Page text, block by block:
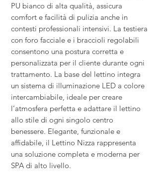
PU bianco di alta qualità, assicura
comfort e facilità di pulizia anche in
contesti professionali intensivi. La testiera
con foro facciale e i braccioli regolabili
consentono una postura corretta e
personalizzata per il cliente durante ogni
trattamento. La base del lettino integra
un sistema di illuminazione LED a colore
intercambiabile, ideale per creare
l’atmosfera perfetta e adattare il lettino
allo stile di ogni singolo centro
benessere. Elegante, funzionale e
affidabile, il Lettino Nizza rappresenta
una soluzione completa e moderna per
SPA di alto livello.